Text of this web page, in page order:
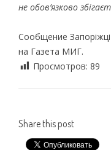
не обов’язково
Сообщение
на Газета МИГ.
Просмотров: 89
Share this post